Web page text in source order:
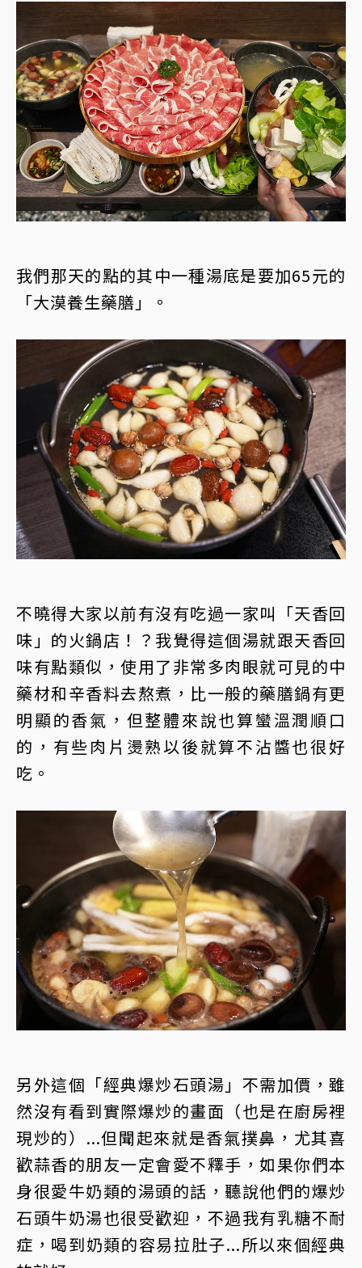
我們那天的點的其中一種湯底是要加65元的
「大漠養生藥膳」。
不曉得大家以前有沒有吃過一家叫「天香回
味」的火鍋店！？我覺得這個湯就跟天香回
味有點類似，使用了非常多肉眼就可見的中
藥材和辛香料去熬煮，比一般的藥膳鍋有更
明顯的香氣，但整體來說也算蠻溫潤順口
的，有些肉片燙熟以後就算不沾醬也很好
吃。
另外這個「經典爆炒石頭湯」不需加價，雖
然沒有看到實際爆炒的畫面（也是在廚房裡
現炒的）...但聞起來就是香氣撲鼻，尤其喜
歡蒜香的朋友一定會愛不釋手，如果你們本
身很愛牛奶類的湯頭的話，聽說他們的爆炒
石頭牛奶湯也很受歡迎，不過我有乳糖不耐
症，喝到奶類的容易拉肚子...所以來個經典